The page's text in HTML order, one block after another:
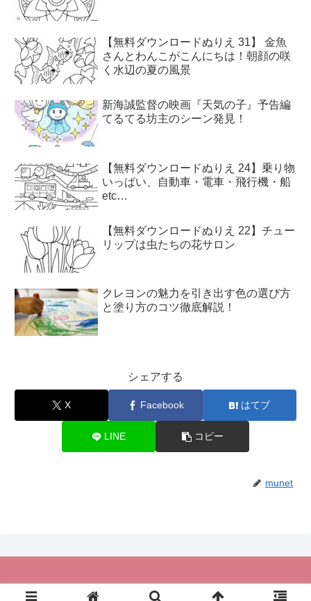
【無料ダウンロードぬりえ 31】 金魚
さんとわんこがこんにちは！朝顔の咲
く水辺の夏の風景
新海誠監督の映画『天気の子』予告編
てるてる坊主のシーン発見！
【無料ダウンロードぬりえ 24】乗り物
いっぱい、自動車・電車・飛行機・船
etc…
【無料ダウンロードぬりえ 22】チュー
リップは虫たちの花サロン
クレヨンの魅力を引き出す色の選び方
と塗り方のコツ徹底解説！
シェアする
X Facebook はてブ
LINE コピー
munet
© 2018-2026 カフェ・デ・大人の塗り絵.